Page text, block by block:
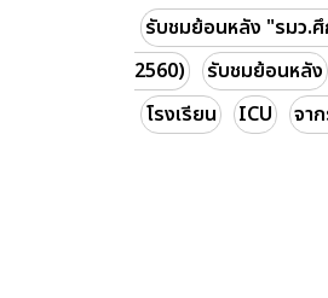
รับชมย้อนหลัง "รมว.
2560)
รับชมย้อนหลัง
โรงเรียน
ICU จา